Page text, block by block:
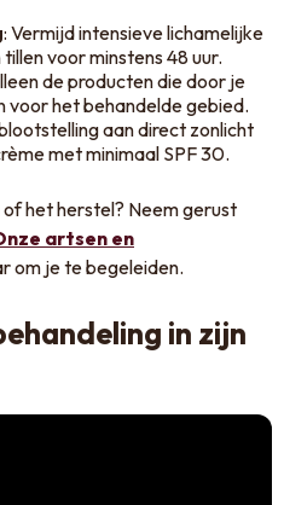
: Vermijd intensieve lichamelijke
voor minstens 48 uur.
de producten die door je
voor het behandelde gebied.
aan direct zonlicht
met minimaal SPF 30.
het herstel? Neem gerust
artsen en
om je te begeleiden.
in zijn